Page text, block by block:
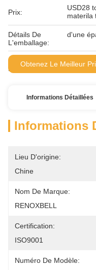
Prix:
USD28
materila
Détails De
L'emballage:
d'une
Conditions De
Paiement:
T/T, L/
Obtenez Le Meilleur
Informations Détaillées
Informations
Lieu D'origine:
Chine
Nom De Marque:
RENOXBELL
Certification:
ISO9001
Numéro De Modèle: